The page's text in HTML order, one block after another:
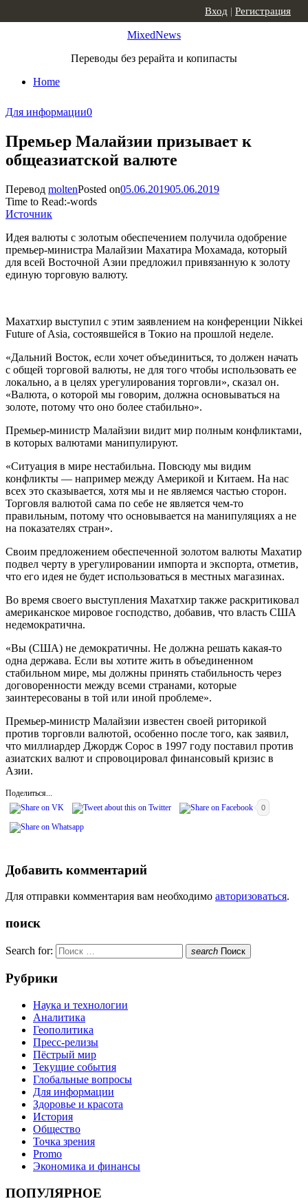
MixedNews
Переводы без рерайта и копипасты
Home
Вход | Регистрация
Для информации0
Премьер Малайзии призывает к
общеазиатской валюте
Перевод moltenPosted on05.06.201905.06.2019
Time to Read:-words
Источник
Идея валюты с золотым обеспечением получила одобрение
премьер-министра Малайзии Махатира Мохамада, который
для всей Восточной Азии предложил привязанную к золоту
единую торговую валюту.
Махатхир выступил с этим заявлением на конференции Nikkei
Future of Asia, состоявшейся в Токио на прошлой неделе.
«Дальний Восток, если хочет объединиться, то должен начать
с общей торговой валюты, не для того чтобы использовать ее
локально, а в целях урегулирования торговли», сказал он.
«Валюта, о которой мы говорим, должна основываться на
золоте, потому что оно более стабильно».
Премьер-министр Малайзии видит мир полным конфликтами,
в которых валютами манипулируют.
«Ситуация в мире нестабильна. Повсюду мы видим
конфликты — например между Америкой и Китаем. На нас
всех это сказывается, хотя мы и не являемся частью сторон.
Торговля валютой сама по себе не является чем-то
правильным, потому что основывается на манипуляциях а не
на показателях стран».
Своим предложением обеспеченной золотом валюты Махатир
подвел черту в урегулировании импорта и экспорта, отметив,
что его идея не будет использоваться в местных магазинах.
Во время своего выступления Махатхир также раскритиковал
американское мировое господство, добавив, что власть США
недемократична.
«Вы (США) не демократичны. Не должна решать какая-то
одна держава. Если вы хотите жить в объединенном
стабильном мире, мы должны принять стабильность через
договоренности между всеми странами, которые
заинтересованы в той или иной проблеме».
Премьер-министр Малайзии известен своей риторикой
против торговли валютой, особенно после того, как заявил,
что миллиардер Джордж Сорос в 1997 году поставил против
азиатских валют и спровоцировал финансовый кризис в
Азии.
Поделиться...
0
Добавить комментарий
Для отправки комментария вам необходимо авторизоваться.
поиск
Search for: search Поиск
Рубрики
Наука и технологии
Аналитика
Геополитика
Пресс-релизы
Пёстрый мир
Текущие события
Глобальные вопросы
Для информации
Здоровье и красота
История
Общество
Точка зрения
Promo
Экономика и финансы
ПОПУЛЯРНОЕ